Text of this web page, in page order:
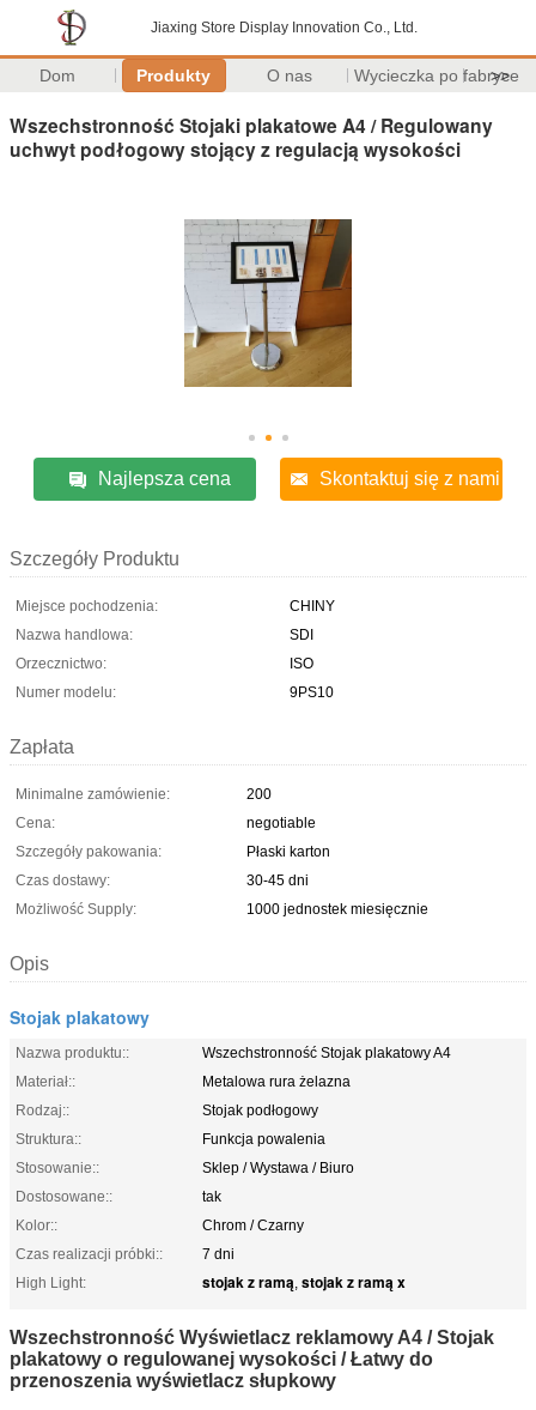
Jiaxing Store Display Innovation Co., Ltd.
Dom Produkty O nas Wycieczka po fabryce
>>
Wszechstronność Stojaki plakatowe A4 / Regulowany
uchwyt podłogowy stojący z regulacją wysokości
Najlepsza cena Skontaktuj się z nami
Szczegóły Produktu
Miejsce pochodzenia:
CHINY
Nazwa handlowa:
SDI
Orzecznictwo:
ISO
Numer modelu:
9PS10
Zapłata
Minimalne zamówienie:
200
Cena:
negotiable
Szczegóły pakowania:
Płaski karton
Czas dostawy:
30-45 dni
Możliwość Supply:
1000 jednostek miesięcznie
Opis
Stojak plakatowy
Nazwa produktu::
Wszechstronność Stojak plakatowy A4
Materiał::
Metalowa rura żelazna
Rodzaj::
Stojak podłogowy
Struktura::
Funkcja powalenia
Stosowanie::
Sklep / Wystawa / Biuro
Dostosowane::
tak
Kolor::
Chrom / Czarny
Czas realizacji próbki::
7 dni
High Light:
stojak z ramą, stojak z ramą x
Wszechstronność Wyświetlacz reklamowy A4 / Stojak
plakatowy o regulowanej wysokości / Łatwy do
przenoszenia wyświetlacz słupkowy